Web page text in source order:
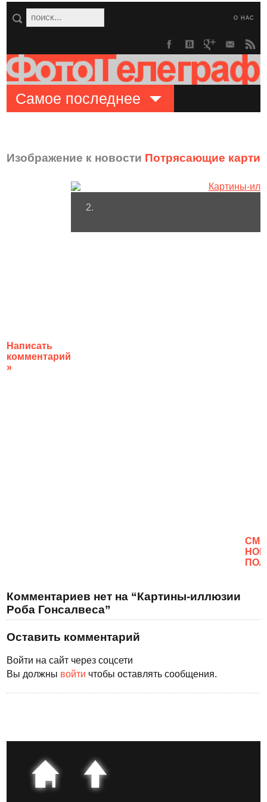
О НАС
Самое последнее
Изображение к новости Потрясающие
Написать
комментарий
»
2.
Комментариев нет на “Картины-иллюзии
Роба Гонсалвеса”
Оставить комментарий
Войти на сайт через соцсети
Вы должны войти чтобы оставлять сообщения.